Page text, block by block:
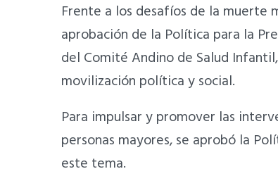
Frente a los desafíos de la muerte
aprobación de la Política para la
del Comité Andino de Salud
movilización política y social.
Para impulsar y promover las
personas mayores, se aprobó la
este tema.